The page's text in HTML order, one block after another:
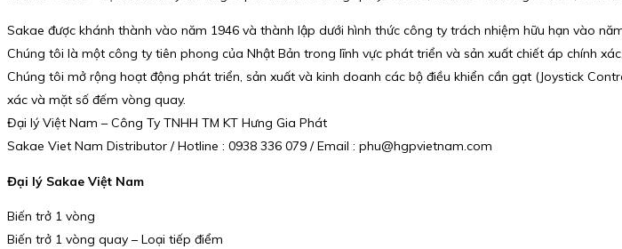
Sakae được khánh thành vào năm 1946 và thành lập dưới hình thức công ty trách nhiệm hữu hạn vào
Chúng tôi là một công ty tiên phong của Nhật Bản trong lĩnh vực phát triển và sản xuất chiết áp chính xác.
Chúng tôi mở rộng hoạt động phát triển, sản xuất và kinh doanh các bộ điều khiển cần gạt (Joystick
xác và mặt số đếm vòng quay.
Đại lý Việt Nam – Công Ty TNHH TM KT Hưng Gia Phát
Sakae Viet Nam Distributor / Hotline : 0938 336 079 / Email : phu@hgpvietnam.com
Đại lý Sakae Việt Nam
Biến trở 1 vòng
Biến trở 1 vòng quay – Loại tiếp điểm